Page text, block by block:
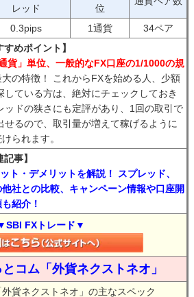
レッド
位
0.3pips 1通貨
34ペア
めポイント】
通貨」単位、一般的なFX口座の1/1000の規
の特徴！ これからFXを始める人、少額
ている方は、絶対にチェックしておき
ッドの狭さにも定評があり、1回の取引で
せるので、取引量が増えて稼げるように
られます。
事】
ト・デメリットを解説！ スプレッド、
社との比較、キャンペーン情報や口座開
紹介！
FXトレード▼
コム「外貨ネクストネオ」
貨ネクストネオ」の主なスペック